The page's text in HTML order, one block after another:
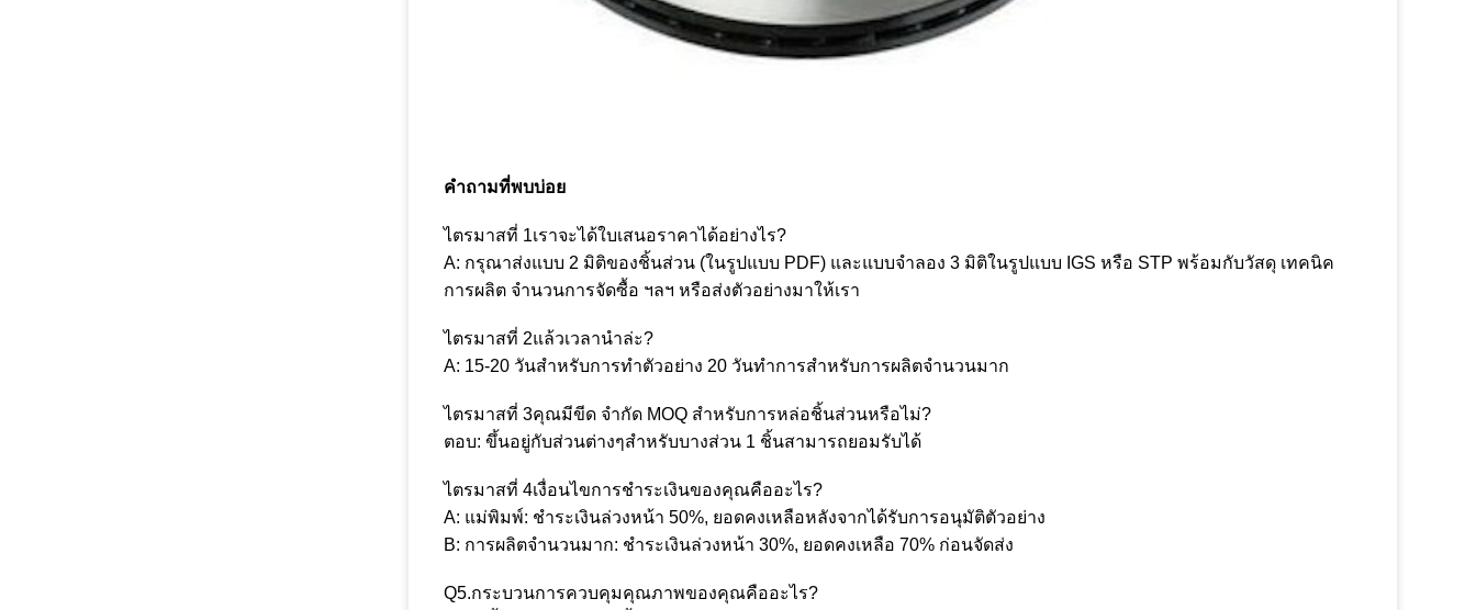
คำถามที่พบบ่อย
ไตรมาสที่ 1เราจะได้ใบเสนอราคาได้อย่างไร?
A: กรุณาส่งแบบ 2 มิติของชิ้นส่วน (ในรูปแบบ PDF) และแบบจำลอง 3 มิติในรูปแบบ IGS หรือ STP พร้อมกับวัสดุ เทคนิค
การผลิต จำนวนการจัดซื้อ ฯลฯ หรือส่งตัวอย่างมาให้เรา
ไตรมาสที่ 2แล้วเวลานำล่ะ?
A: 15-20 วันสำหรับการทำตัวอย่าง 20 วันทำการสำหรับการผลิตจำนวนมาก
ไตรมาสที่ 3คุณมีขีด จำกัด MOQ สำหรับการหล่อชิ้นส่วนหรือไม่?
ตอบ: ขึ้นอยู่กับส่วนต่างๆสำหรับบางส่วน 1 ชิ้นสามารถยอมรับได้
ไตรมาสที่ 4เงื่อนไขการชำระเงินของคุณคืออะไร?
A: แม่พิมพ์: ชำระเงินล่วงหน้า 50%, ยอดคงเหลือหลังจากได้รับการอนุมัติตัวอย่าง
B: การผลิตจำนวนมาก: ชำระเงินล่วงหน้า 30%, ยอดคงเหลือ 70% ก่อนจัดส่ง
Q5.กระบวนการควบคุมคุณภาพของคุณคืออะไร?